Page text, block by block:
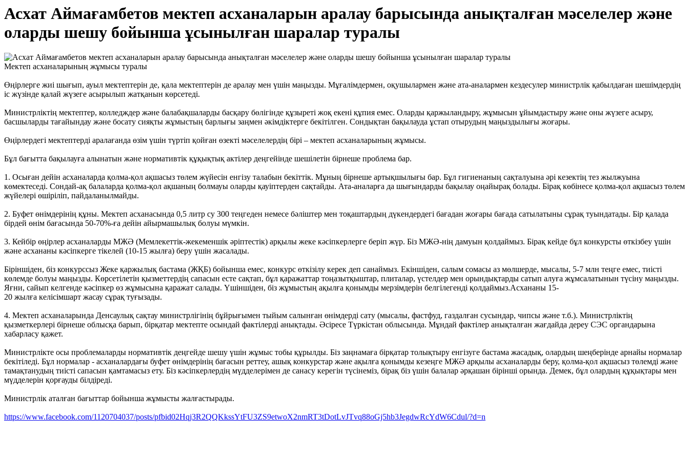
Асхат Аймағамбетов мектеп асханаларын аралау барысында анықталған мәселелер және
оларды шешу бойынша ұсынылған шаралар туралы
Мектеп асханаларының жұмысы туралы
Өңірлерге жиі шығып, ауыл мектептерін де, қала мектептерін де аралау мен үшін маңызды. Мұғалімдермен, оқушылармен және ата-аналармен кездесулер министрлік қабылдаған шешімдердің
іс жүзінде қалай жүзеге асырылып жатқанын көрсетеді.
Министрліктің мектептер, колледждер және балабақшаларды басқару бөлігінде құзыреті жоқ екені құпия емес. Оларды қаржыландыру, жұмысын ұйымдастыру және оны жүзеге асыру,
басшыларды тағайындау және босату сияқты жұмыстың барлығы заңмен әкімдіктерге бекітілген. Сондықтан бақылауда ұстап отырудың маңыздылығы жоғары.
Өңірлердегі мектептерді аралағанда өзім үшін түртіп қойған өзекті мәселелердің бірі – мектеп асханаларының жұмысы.
Бұл бағытта бақылауға алынатын және нормативтік құқықтық актілер деңгейінде шешілетін бірнеше проблема бар.
1. Осыған дейін асханаларда қолма-қол ақшасыз төлем жүйесін енгізу талабын бекіттік. Мұның бірнеше артықшылығы бар. Бұл гигиенаның сақталуына әрі кезектің тез жылжуына
көмектеседі. Сондай-ақ балаларда қолма-қол ақшаның болмауы оларды қауіптерден сақтайды. Ата-аналарға да шығындарды бақылау оңайырақ болады. Бірақ көбінесе қолма-қол ақшасыз төлем
жүйелері өшіріліп, пайдаланылмайды.
2. Буфет өнімдерінің құны. Мектеп асханасында 0,5 литр су 300 теңгеден немесе бәліштер мен тоқаштардың дүкендердегі бағадан жоғары бағада сатылатыны сұрақ туындатады. Бір қалада
бірдей өнім бағасында 50-70%-ға дейін айырмашылық болуы мүмкін.
3. Кейбір өңірлер асханаларды МЖӘ (Мемлекеттік-жекеменшік әріптестік) арқылы жеке кәсіпкерлерге беріп жүр. Біз МЖӘ-нің дамуын қолдаймыз. Бірақ кейде бұл конкурсты өткізбеу үшін
және асхананы кәсіпкерге тікелей (10-15 жылға) беру үшін жасалады.
Біріншіден, біз конкурссыз Жеке қаржылық бастама (ЖҚБ) бойынша емес, конкурс өткізілу керек деп санаймыз. Екіншіден, салым сомасы аз мөлшерде, мысалы, 5-7 млн теңге емес, тиісті
көлемде болуы маңызды. Көрсетілетін қызметтердің сапасын есте сақтап, бұл қаражаттар тоңазытқыштар, плиталар, үстелдер мен орындықтарды сатып алуға жұмсалатынын түсіну маңызды.
Яғни, сайып келгенде кәсіпкер өз жұмысына қаражат салады. Үшіншіден, біз жұмыстың ақылға қонымды мерзімдерін белгілегенді қолдаймыз.Асхананы 15-
20 жылға келісімшарт жасау сұрақ туғызады.
4. Мектеп асханаларында Денсаулық сақтау министрлігінің бұйрығымен тыйым салынған өнімдерді сату (мысалы, фастфуд, газдалған сусындар, чипсы және т.б.). Министрліктің
қызметкерлері бірнеше облысқа барып, бірқатар мектепте осындай фактілерді анықтады. Әсіресе Түркістан облысында. Мұндай фактілер анықталған жағдайда дереу СЭС органдарына
хабарласу қажет.
Министрлікте осы проблемаларды нормативтік деңгейде шешу үшін жұмыс тобы құрылды. Біз заңнамаға бірқатар толықтыру енгізуге бастама жасадық, олардың шеңберінде арнайы нормалар
бекітіледі. Бұл нормалар - асханалардағы буфет өнімдерінің бағасын реттеу, ашық конкурстар және ақылға қонымды кезеңге МЖӘ арқылы асханаларды беру, қолма-қол ақшасыз төлемді және
тамақтанудың тиісті сапасын қамтамасыз ету. Біз кәсіпкерлердің мүдделерімен де санасу керегін түсінеміз, бірақ біз үшін балалар әрқашан бірінші орында. Демек, бұл олардың құқықтары мен
мүдделерін қорғауды білдіреді.
Министрлік аталған бағыттар бойынша жұмысты жалғастырады.
https://www.facebook.com/1120704037/posts/pfbid02Hqj3R2QQKkssYtFU3ZS9etwoX2nmRT3tDotLvJTvq88oGj5hb3JegdwRcYdW6Cdul/?d=n